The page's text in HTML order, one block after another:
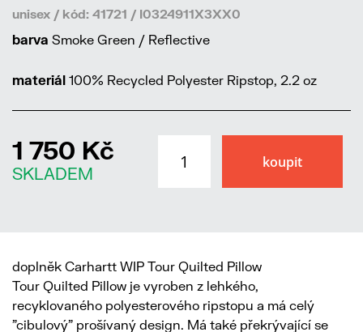
unisex / kód: 41721 / I0324911X3XX0
barva Smoke Green / Reflective
materiál 100% Recycled Polyester Ripstop, 2.2 oz
1 750 Kč
SKLADEM
doplněk Carhartt WIP Tour Quilted Pillow
Tour Quilted Pillow je vyroben z lehkého,
recyklovaného polyesterového ripstopu a má celý
"cibulový" prošívaný design. Má také překrývající se